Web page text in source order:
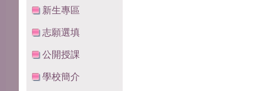
新生專區
志願選填
公開授課
學校簡介